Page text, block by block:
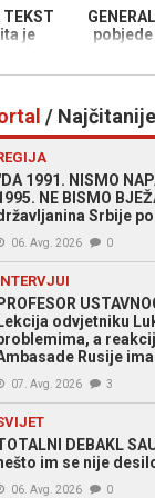
TEKST
je
da ja
/ Najčitanije
1991. NISMO
NE BISMO
Srbije
06. Avg. 2026 0
PROFESOR
Lekcija odvjetniku
a
Rusije
07. Avg. 2026 3
DEBAKL
im se nije
06. Avg. 2026 0